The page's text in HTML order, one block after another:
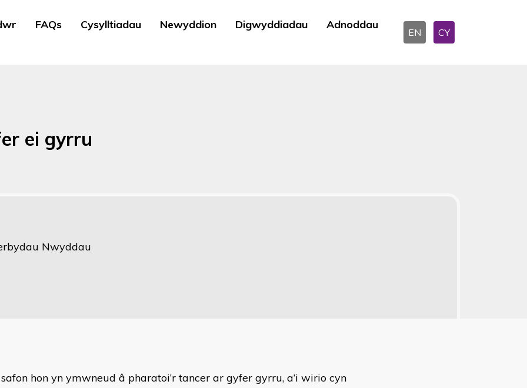
FAQs Cysylltiadau Newyddion Digwyddiadau Adnoddau
EN CY
ei gyrru
Nwyddau
safon hon yn ymwneud â pharatoi’r tancer ar gyfer gyrru, a’i wirio cyn